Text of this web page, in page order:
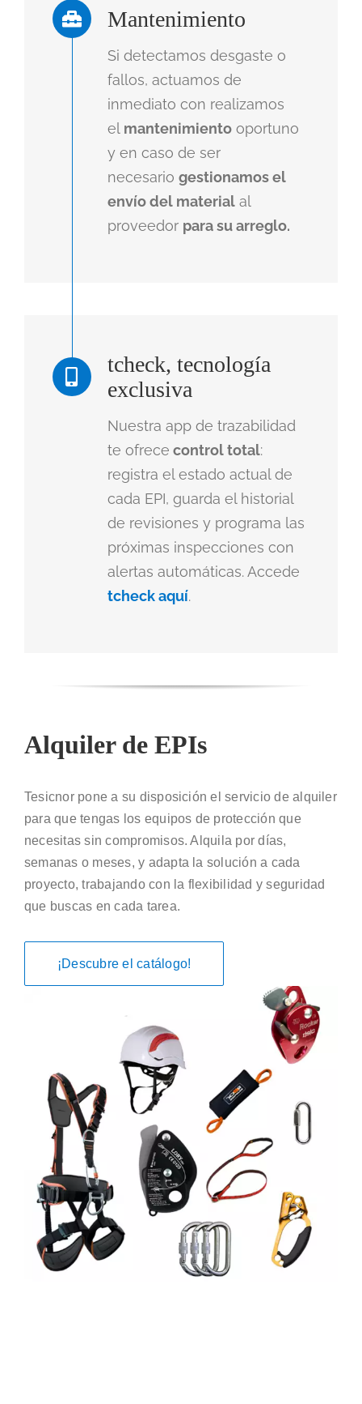
Mantenimiento
Si detectamos desgaste o
fallos, actuamos de
inmediato con realizamos
el mantenimientooportuno
y en caso de ser
necesario gestionamos el
envío del materialal
proveedor para su arreglo.
tcheck, tecnología
exclusiva
Nuestra app de trazabilidad
te ofrece control total:
registra el estado actual de
cada EPI, guarda el historial
de revisiones y programa las
próximas inspecciones con
alertas automáticas. Accede
tcheck aquí.
Alquiler de EPIs
Tesicnor pone a su disposición el servicio de alquiler
para que tengas los equipos de protección que
necesitas sin compromisos. Alquila por días,
semanas o meses, y adapta la solución a cada
proyecto, trabajando con la flexibilidad y seguridad
que buscas en cada tarea.
¡Descubre el catálogo!